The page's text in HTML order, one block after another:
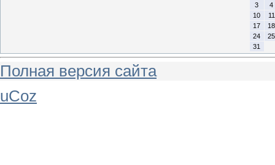
3
4
10
11
17
18
24
25
31
Полная версия сайта
uCoz